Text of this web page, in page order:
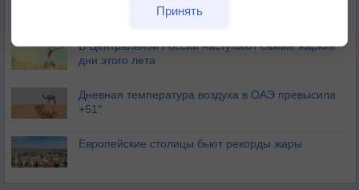
В Центральной России наступают самые жаркие
дни этого лета
Дневная температура воздуха в ОАЭ превысила
+51°
Европейские столицы бьют рекорды жары
Принять